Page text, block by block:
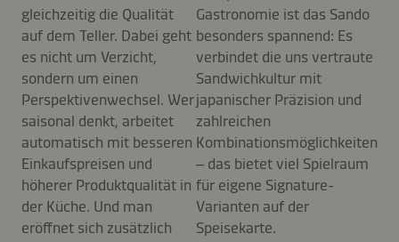
gleichzeitig die Qualität
auf dem Teller. Dabei geht
es nicht um Verzicht,
sondern um einen
Perspektivenwechsel. Wer
saisonal denkt, arbeitet
automatisch mit besseren
Einkaufspreisen und
höherer Produktqualität in
der Küche. Und man
eröffnet sich zusätzlich
Gastronomie ist das Sando
besonders spannend: Es
verbindet die uns vertraute
Sandwichkultur mit
japanischer Präzision und
zahlreichen
Kombinationsmöglichkeiten
– das bietet viel Spielraum
für eigene Signature-
Varianten auf der
Speisekarte.